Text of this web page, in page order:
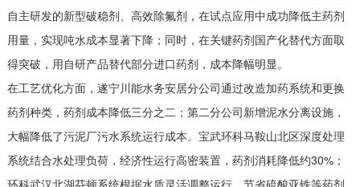
自主研发的新型破稳剂、高效除氟剂，在试点应用中成功降低主药剂
用量，实现吨水成本显著下降；同时，在关键药剂国产化替代方面取
得突破，用自研产品替代部分进口药剂，成本降幅明显。
在工艺优化方面，遂宁川能水务安居分公司通过改造加药系统和更换
药剂种类，药剂成本降低三分之二；第二分公司新增泥水分离设施，
大幅降低了污泥厂污水系统运行成本。宝武环科马鞍山北区深度处理
系统结合水处理负荷，经济性运行高密装置，药剂消耗降低约30%；
环科武汉北湖芬顿系统根据水质灵活调整运行，节省硫酸亚铁等药剂